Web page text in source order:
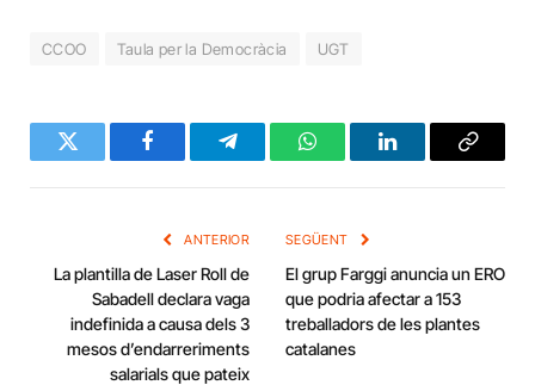
CCOO Taula per la Democràcia UGT
Twitter FacebookTelegramWhatsAppLinkedInCopy
ANTERIOR
La plantilla de Laser Roll de
Sabadell declara vaga
indefinida a causa dels 3
mesos d’endarreriments
salarials que pateix
SEGÜENT
El grup Farggi anuncia un ERO
que podria afectar a 153
treballadors de les plantes
catalanes